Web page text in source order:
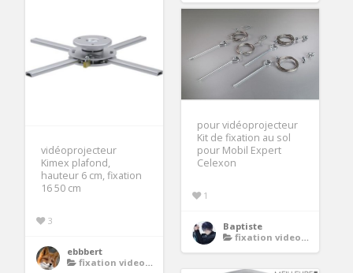
vidéoprojecteur
Kimex plafond,
hauteur 6 cm, fixation
16 50 cm
3
ebbbert
fixation videoprojecteur
pour vidéoprojecteur
Kit de fixation au sol
pour Mobil Expert
Celexon
1
Baptiste
fixation videoprojecteur